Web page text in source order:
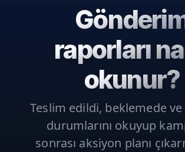
raporları
okunur?
Teslim edildi, beklemede ve
durumlarını okuyup
sonrası aksiyon planı